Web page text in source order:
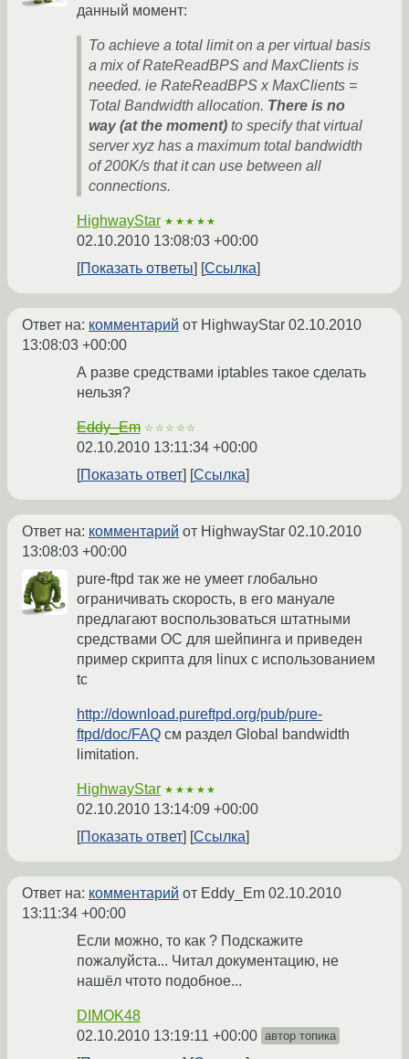
данный момент:
To achieve a total limit on a per virtual basis
a mix of RateReadBPS and MaxClients is
needed. ie RateReadBPS x MaxClients =
Total Bandwidth allocation. There is no
way (at the moment) to specify that virtual
server xyz has a maximum total bandwidth
of 200K/s that it can use between all
connections.
HighwayStar ★★★★★
02.10.2010 13:08:03 +00:00
Показать ответы
Ссылка
Ответ на: комментарий от HighwayStar 02.10.2010
13:08:03 +00:00
А разве средствами iptables такое сделать
нельзя?
Eddy_Em ☆☆☆☆☆
02.10.2010 13:11:34 +00:00
Показать ответ
Ссылка
Ответ на: комментарий от HighwayStar 02.10.2010
13:08:03 +00:00
pure-ftpd так же не умеет глобально
ограничивать скорость, в его мануале
предлагают воспользоваться штатными
средствами ОС для шейпинга и приведен
пример скрипта для linux с использованием
tc
http://download.pureftpd.org/pub/pure-
ftpd/doc/FAQ см раздел Global bandwidth
limitation.
HighwayStar ★★★★★
02.10.2010 13:14:09 +00:00
Показать ответ
Ссылка
Ответ на: комментарий от Eddy_Em 02.10.2010
13:11:34 +00:00
Если можно, то как ? Подскажите
пожалуйста... Читал документацию, не
нашёл чтото подобное...
DIMOK48
02.10.2010 13:19:11 +00:00 автор топика